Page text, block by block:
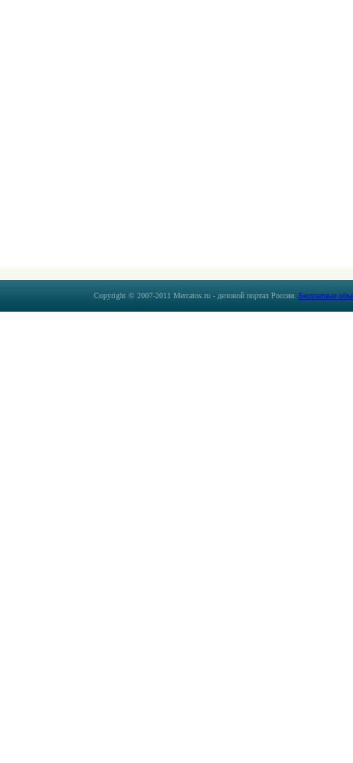
Copyright © 2007-2011 Mercatos.ru - деловой портал России. Бесплатные